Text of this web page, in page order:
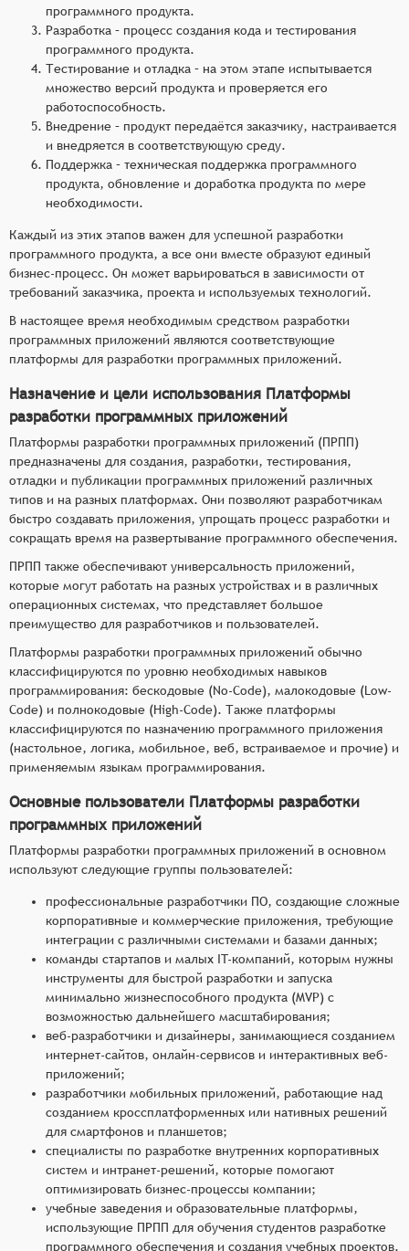
программного продукта.
Разработка – процесс создания кода и тестирования
программного продукта.
Тестирование и отладка – на этом этапе испытывается
множество версий продукта и проверяется его
работоспособность.
Внедрение – продукт передаётся заказчику, настраивается
и внедряется в соответствующую среду.
Поддержка – техническая поддержка программного
продукта, обновление и доработка продукта по мере
необходимости.
Каждый из этих этапов важен для успешной разработки
программного продукта, а все они вместе образуют единый
бизнес-процесс. Он может варьироваться в зависимости от
требований заказчика, проекта и используемых технологий.
В настоящее время необходимым средством разработки
программных приложений являются соответствующие
платформы для разработки программных приложений.
Назначение и цели использования Платформы
разработки программных приложений
Платформы разработки программных приложений (ПРПП)
предназначены для создания, разработки, тестирования,
отладки и публикации программных приложений различных
типов и на разных платформах. Они позволяют разработчикам
быстро создавать приложения, упрощать процесс разработки и
сокращать время на развертывание программного обеспечения.
ПРПП также обеспечивают универсальность приложений,
которые могут работать на разных устройствах и в различных
операционных системах, что представляет большое
преимущество для разработчиков и пользователей.
Платформы разработки программных приложений обычно
классифицируются по уровню необходимых навыков
программирования: бескодовые (No-Code), малокодовые (Low-
Code) и полнокодовые (High-Code). Также платформы
классифицируются по назначению программного приложения
(настольное, логика, мобильное, веб, встраиваемое и прочие) и
применяемым языкам программирования.
Основные пользователи Платформы разработки
программных приложений
Платформы разработки программных приложений в основном
используют следующие группы пользователей:
профессиональные разработчики ПО, создающие сложные
корпоративные и коммерческие приложения, требующие
интеграции с различными системами и базами данных;
команды стартапов и малых IT-компаний, которым нужны
инструменты для быстрой разработки и запуска
минимально жизнеспособного продукта (MVP) с
возможностью дальнейшего масштабирования;
веб-разработчики и дизайнеры, занимающиеся созданием
интернет-сайтов, онлайн-сервисов и интерактивных веб-
приложений;
разработчики мобильных приложений, работающие над
созданием кроссплатформенных или нативных решений
для смартфонов и планшетов;
специалисты по разработке внутренних корпоративных
систем и интранет-решений, которые помогают
оптимизировать бизнес-процессы компании;
учебные заведения и образовательные платформы,
использующие ПРПП для обучения студентов разработке
программного обеспечения и создания учебных проектов.